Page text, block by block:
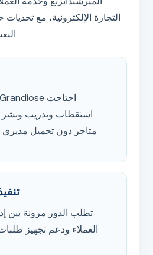
التجارة الإلكترونية، مع
استقطاب وتدريب ونشر
متاجر دون تحميل مديري
تطلب الدور مرونة بين
العملاء ودعم تجهيز طلبات